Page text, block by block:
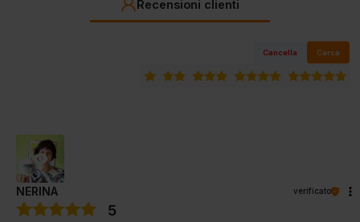
Recensioni clienti
Cancella Cerca
NERINA verificato
5